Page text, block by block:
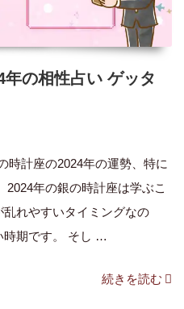
年
【2024
三
心
占
い】”
年の相性占い ゲッタ
時計座の2024年の運勢、特に
年の銀の時計座は学ぶこ
れやすいタイミングなの
時期です。 そし …
“「銀
続きを読む